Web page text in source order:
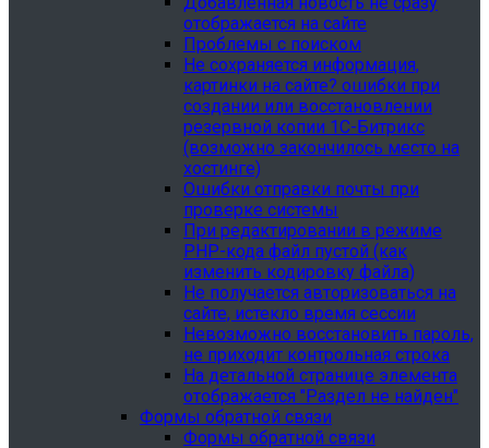
отображается на сайте
Проблемы с поиском
Не сохраняется информация,
картинки на сайте? ошибки при
создании или восстановлении
резервной копии 1С-Битрикс
(возможно закончилось место на
хостинге)
Ошибки отправки почты при
проверке системы
При редактировании в режиме
PHP-кода файл пустой (как
изменить кодировку файла)
Не получается авторизоваться на
сайте, истекло время сессии
Невозможно восстановить пароль,
не приходит контрольная строка
На детальной странице элемента
отображается "Раздел не найден"
Формы обратной связи
Формы обратной связи